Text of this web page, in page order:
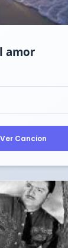
amor
Ver Cancion